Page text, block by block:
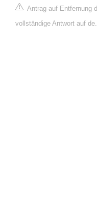
Antrag auf Entfernung
vollständige Antwort auf